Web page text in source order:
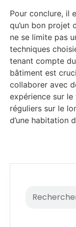
Pour conclure, il
qu’un bon projet
ne se limite pas
techniques
tenant compte
bâtiment est
collaborer avec
expérience sur
réguliers sur le
d’une habitation